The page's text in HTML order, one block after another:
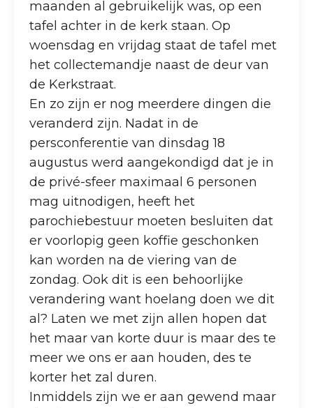
maanden al gebruikelijk was, op een
tafel achter in de kerk staan. Op
woensdag en vrijdag staat de tafel met
het collectemandje naast de deur van
de Kerkstraat.
En zo zijn er nog meerdere dingen die
veranderd zijn. Nadat in de
persconferentie van dinsdag 18
augustus werd aangekondigd dat je in
de privé-sfeer maximaal 6 personen
mag uitnodigen, heeft het
parochiebestuur moeten besluiten dat
er voorlopig geen koffie geschonken
kan worden na de viering van de
zondag. Ook dit is een behoorlijke
verandering want hoelang doen we dit
al? Laten we met zijn allen hopen dat
het maar van korte duur is maar des te
meer we ons er aan houden, des te
korter het zal duren.
Inmiddels zijn we er aan gewend maar